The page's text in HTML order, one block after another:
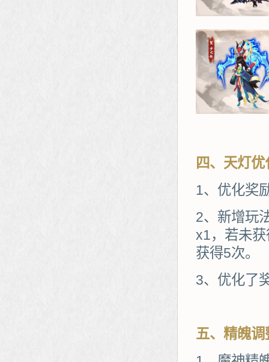
四、天灯优
1、优化奖
2、新增玩
x1，若未
获得5次。
3、优化了
五、精魄调